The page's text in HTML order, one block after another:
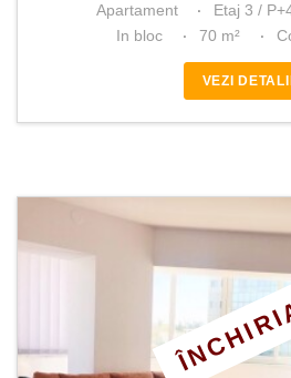
Apartament Etaj 3 /
In bloc
70 m²
VEZI DETALII